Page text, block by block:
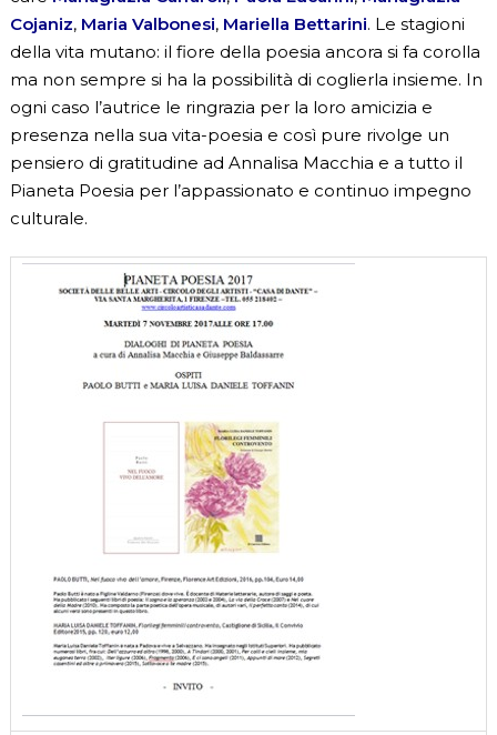
Cojaniz, Maria Valbonesi, Mariella Bettarini. Le stagioni
della vita mutano: il fiore della poesia ancora si fa corolla
ma non sempre si ha la possibilità di coglierla insieme. In
ogni caso l’autrice le ringrazia per la loro amicizia e
presenza nella sua vita-poesia e così pure rivolge un
pensiero di gratitudine ad Annalisa Macchia e a tutto il
Pianeta Poesia per l’appassionato e continuo impegno
culturale.